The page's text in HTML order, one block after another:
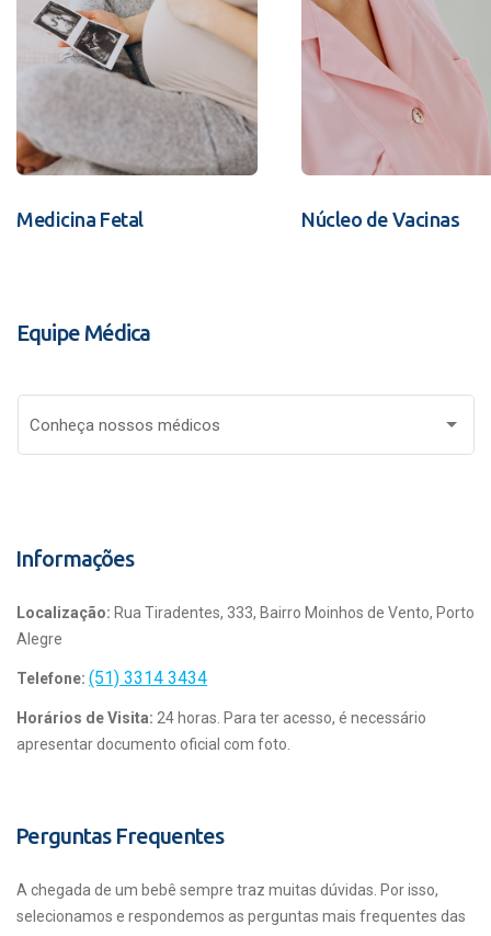
Medicina Fetal Núcleo de Vacinas
Equipe Médica
Conheça nossos médicos
Informações
Localização: Rua Tiradentes, 333, Bairro Moinhos de Vento, Porto
Alegre
Telefone: (51) 3314 3434
Horários de Visita: 24 horas. Para ter acesso, é necessário
apresentar documento oficial com foto.
Perguntas Frequentes
A chegada de um bebê sempre traz muitas dúvidas. Por isso,
selecionamos e respondemos as perguntas mais frequentes das